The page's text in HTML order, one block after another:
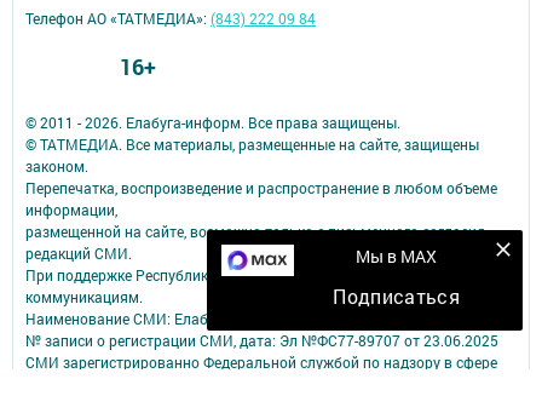
Мы в MAX
Подписаться
© 2011 - 2026. Елабуга-информ. Все права защищены.
© ТАТМЕДИА. Все материалы, размещенные на сайте, защищены
законом.
Перепечатка, воспроизведение и распространение в любом объеме
информации,
размещенной на сайте, возможна только с письменного согласия
редакций СМИ.
При поддержке Республиканского агентства по печати и массовым
коммуникациям.
Наименование СМИ: Елабуга-информ
№ записи о регистрации СМИ, дата: Эл №ФС77-89707 от 23.06.2025
СМИ зарегистрированно Федеральной службой по надзору в сфере
Телефон АО «ТАТМЕДИА»:(843) 222 09 84
16+